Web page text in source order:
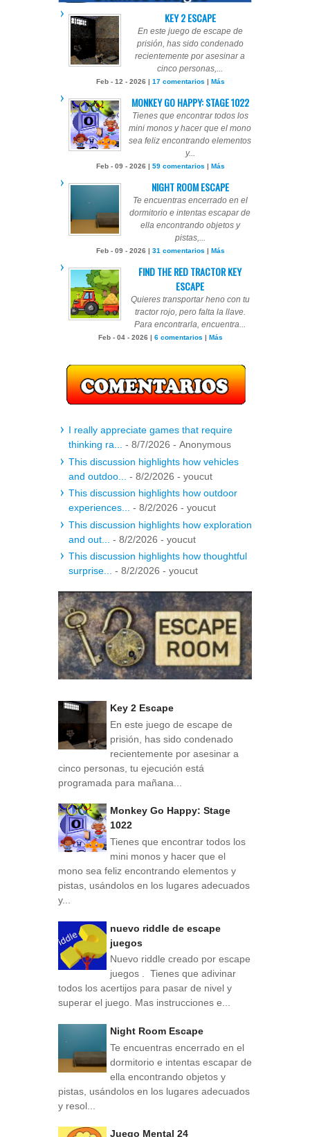
KEY 2 ESCAPE
En este juego de escape de
prisión, has sido condenado
recientemente por asesinar a
cinco personas,...
Feb - 12 - 2026 | 17 comentarios | Más
MONKEY GO HAPPY: STAGE 1022
Tienes que encontrar todos los
mini monos y hacer que el mono
sea feliz encontrando elementos
y...
Feb - 09 - 2026 | 59 comentarios | Más
NIGHT ROOM ESCAPE
Te encuentras encerrado en el
dormitorio e intentas escapar de
ella encontrando objetos y
pistas,...
Feb - 09 - 2026 | 31 comentarios | Más
FIND THE RED TRACTOR KEY
ESCAPE
Quieres transportar heno con tu
tractor rojo, pero falta la llave.
Para encontrarla, encuentra...
Feb - 04 - 2026 | 6 comentarios | Más
I really appreciate games that require
thinking ra...
- 8/7/2026 - Anonymous
This discussion highlights how vehicles
and outdoo...
- 8/2/2026 - youcut
This discussion highlights how outdoor
experiences...
- 8/2/2026 - youcut
This discussion highlights how exploration
and out...
- 8/2/2026 - youcut
This discussion highlights how thoughtful
surprise...
- 8/2/2026 - youcut
Key 2 Escape
En este juego de escape de
prisión, has sido condenado
recientemente por asesinar a
cinco personas, tu ejecución está
programada para mañana...
Monkey Go Happy: Stage
1022
Tienes que encontrar todos los
mini monos y hacer que el
mono sea feliz encontrando elementos y
pistas, usándolos en los lugares adecuados
y...
nuevo riddle de escape
juegos
Nuevo riddle creado por escape
juegos . Tienes que adivinar
todos los acertijos para pasar de nivel y
superar el juego. Mas instrucciones e...
Night Room Escape
Te encuentras encerrado en el
dormitorio e intentas escapar de
ella encontrando objetos y
pistas, usándolos en los lugares adecuados
y resol...
Juego Mental 24